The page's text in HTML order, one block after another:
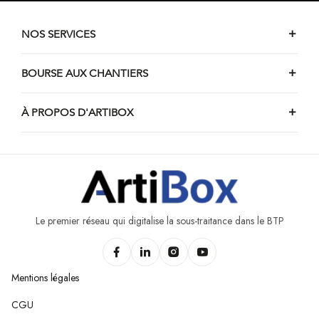
Chantiers de carrelage d'Estinnes
Chantiers de carrelage d'Amougies
Chantiers de carrelage de Beloeil
Chantiers de carrelage de Chapelle-lez-Herlaimont
NOS SERVICES
BOURSE AUX CHANTIERS
À PROPOS D'ARTIBOX
Le premier réseau qui digitalise la sous-traitance dans le BTP
Mentions légales
CGU